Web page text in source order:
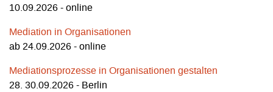
10.09.2026 - online
Mediation in Organisationen
ab 24.09.2026 - online
Mediationsprozesse in Organisationen gestalten
28. 30.09.2026 - Berlin